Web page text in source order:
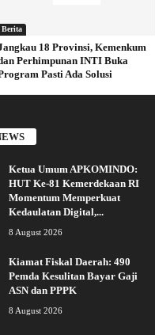
Berita
18 Provinsi, Kemenkum
Perhimpunan INTI Buka
Pasti Ada Solusi
Ketua Umum APKOMINDO:
HUT Ke-81 Kemerdekaan RI
Momentum Memperkuat
Kedaulatan Digital,...
8 August 2026
Kiamat Fiskal Daerah: 490
Pemda Kesulitan Bayar Gaji
ASN dan PPPK
8 August 2026